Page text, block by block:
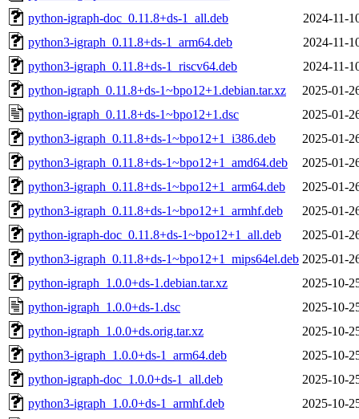
python-igraph-doc_0.11.8+ds-1_all.deb
2024-11-
python3-igraph_0.11.8+ds-1_arm64.deb
2024-11-
python3-igraph_0.11.8+ds-1_riscv64.deb
2024-11-
python-igraph_0.11.8+ds-1~bpo12+1.debian.tar.xz
2025-01-
python-igraph_0.11.8+ds-1~bpo12+1.dsc
2025-01-
python3-igraph_0.11.8+ds-1~bpo12+1_i386.deb
2025-01-
python3-igraph_0.11.8+ds-1~bpo12+1_amd64.deb
2025-01-
python3-igraph_0.11.8+ds-1~bpo12+1_arm64.deb
2025-01-
python3-igraph_0.11.8+ds-1~bpo12+1_armhf.deb
2025-01-
python-igraph-doc_0.11.8+ds-1~bpo12+1_all.deb
2025-01-
python3-igraph_0.11.8+ds-1~bpo12+1_mips64el.deb 2025-01-
python-igraph_1.0.0+ds-1.debian.tar.xz
2025-10-
python-igraph_1.0.0+ds-1.dsc
2025-10-
python-igraph_1.0.0+ds.orig.tar.xz
2025-10-
python3-igraph_1.0.0+ds-1_arm64.deb
2025-10-
python-igraph-doc_1.0.0+ds-1_all.deb
2025-10-
python3-igraph_1.0.0+ds-1_armhf.deb
2025-10-